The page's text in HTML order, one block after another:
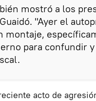
mostró a los
"Ayer el
montaje,
para confundir
acto de